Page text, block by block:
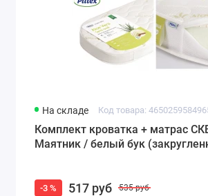
На складе Код товара:
Комплект кроватка + матрас
Маятник / белый бук
-3 % 517 руб 535 руб